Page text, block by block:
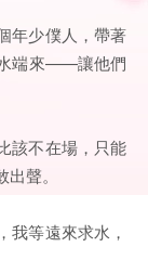
年少僕人，帶著
端來——讓他們
該不在場，只能
聲。
我等遠來求水，